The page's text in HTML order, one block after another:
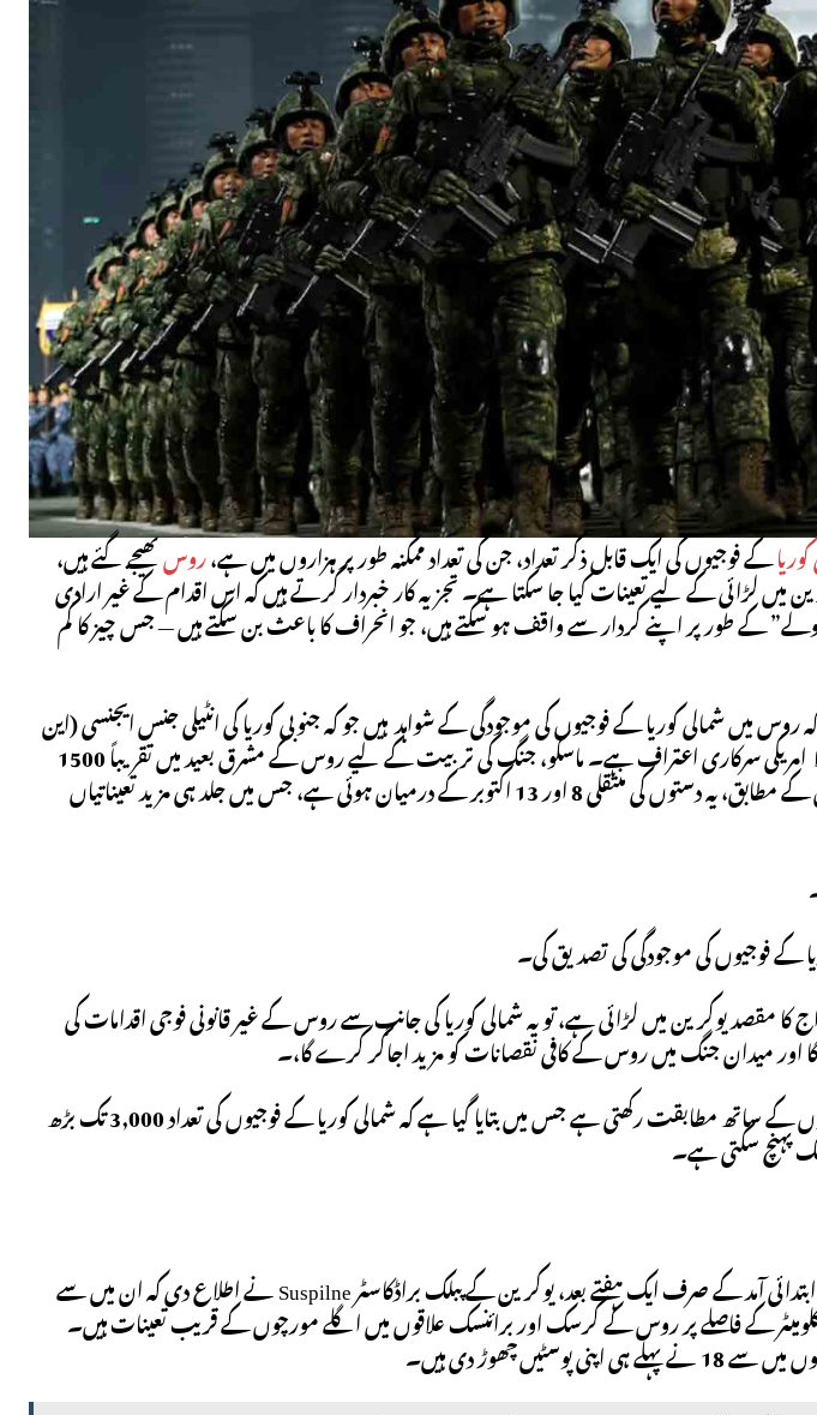
کے فوجیوں کی ایک قابل ذکر تعداد، جن کی تعداد ممکنہ طور پر ہزاروں میں ہے،روسبھیجے گئے ہیں،
میں لڑائی کے لیے تعینات کیا جا سکتا ہے۔ تجزیہ کار خبردار کرتے ہیں کہ اس اقدام کے غیر ارادی
کے طور پر اپنے کردار سے واقف ہو سکتے ہیں، جو انحراف کا باعث بن سکتے ہیں — جس چیز کا کم
میں شمالی کوریا کے فوجیوں کی موجودگی کے شواہد ہیں جو کہ جنوبی کوریا کی انٹیلی جنس ایجنسی (این
آئی ایس) کی 18 اکتوبر کی ایک رپورٹ کے بعد پہلا امریکی سرکاری اعتراف ہے۔ ماسکو، جنگ کی تربیت کے لیے روس کے مشرق بعید میں تقریباً 1500
فوجیوں کی ابتدائی تعیناتی کے ساتھ۔ این آئی ایس کے مطابق، یہ دستوں کی منتقلی 8 اور 13 اکتوبر کے درمیان ہوئی ہے، جس میں جلد ہی مزید تعیناتیاں
کے فوجیوں کی موجودگی کی تصدیق کی۔
کا مقصد یوکرین میں لڑائی ہے، تو یہ شمالی کوریا کی جانب سے روس کے غیر قانونی فوجی اقدامات کی
اور میدان جنگ میں روس کے کافی نقصانات کو مزید اجاگر کرے گا،۔
یہ پیشرفت جنوبی کوریا کے قانون سازوں کی رپورٹوں کے ساتھ مطابقت رکھتی ہے جس میں بتایا گیا ہے کہ شمالی کوریا کے فوجیوں کی تعداد 3,000 تک بڑھ
15 اکتوبر کو، شمالی کوریا کے فوجیوں کی روس میں ابتدائی آمد کے صرف ایک ہفتے بعد، یوکرین کے پبلک براڈکاسٹر Suspilne نے اطلاع دی کہ ان میں سے
کے فاصلے پر روس کے کرسک اور برائنسک علاقوں میں اگلے مورچوں کے قریب تعینات ہیں۔
چھوڑ دی ہیں۔